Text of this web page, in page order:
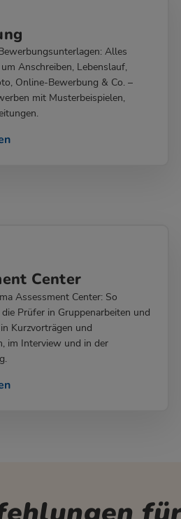
Alles
Anschreiben, Lebenslauf,
Online-Bewerbung & Co. –
mit Musterbeispielen,
Center
Assessment Center: So
Prüfer in Gruppenarbeiten und
Kurzvorträgen und
im Interview und in der